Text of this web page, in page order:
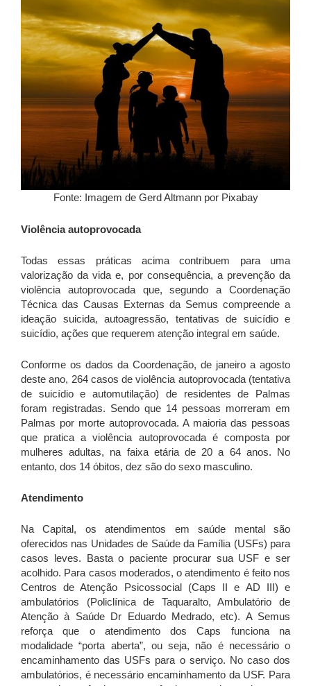
Fonte: Imagem de Gerd Altmann por Pixabay
Violência autoprovocada
Todas essas práticas acima contribuem para uma
valorização da vida e, por consequência, a prevenção da
violência autoprovocada que, segundo a Coordenação
Técnica das Causas Externas da Semus compreende a
ideação suicida, autoagressão, tentativas de suicídio e
suicídio, ações que requerem atenção integral em saúde.
Conforme os dados da Coordenação, de janeiro a agosto
deste ano, 264 casos de violência autoprovocada (tentativa
de suicídio e automutilação) de residentes de Palmas
foram registradas. Sendo que 14 pessoas morreram em
Palmas por morte autoprovocada. A maioria das pessoas
que pratica a violência autoprovocada é composta por
mulheres adultas, na faixa etária de 20 a 64 anos. No
entanto, dos 14 óbitos, dez são do sexo masculino.
Atendimento
Na Capital, os atendimentos em saúde mental são
oferecidos nas Unidades de Saúde da Família (USFs) para
casos leves. Basta o paciente procurar sua USF e ser
acolhido. Para casos moderados, o atendimento é feito nos
Centros de Atenção Psicossocial (Caps II e AD III) e
ambulatórios (Policlínica de Taquaralto, Ambulatório de
Atenção à Saúde Dr Eduardo Medrado, etc). A Semus
reforça que o atendimento dos Caps funciona na
modalidade “porta aberta”, ou seja, não é necessário o
encaminhamento das USFs para o serviço. No caso dos
ambulatórios, é necessário encaminhamento da USF. Para